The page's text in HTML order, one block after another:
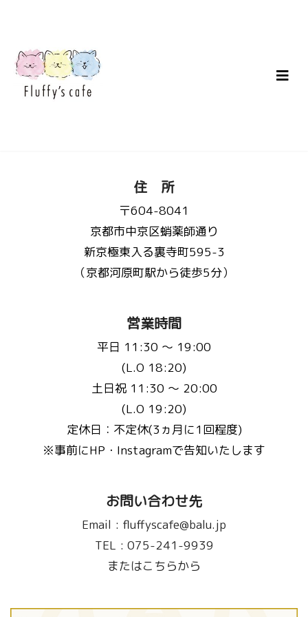
住 所
〒604-8041
京都市中京区蛸薬師通り
新京極東入る裏寺町595-3
（京都河原町駅から徒歩5分）
営業時間
平日 11:30 〜 19:00
(L.O 18:20)
土日祝 11:30 〜 20:00
(L.O 19:20)
定休日：不定休(3ヵ月に1回程度)
※事前にHP・Instagramで告知いたします
お問い合わせ先
Email : fluffyscafe@balu.jp
TEL : 075-241-9939
またはこちらから